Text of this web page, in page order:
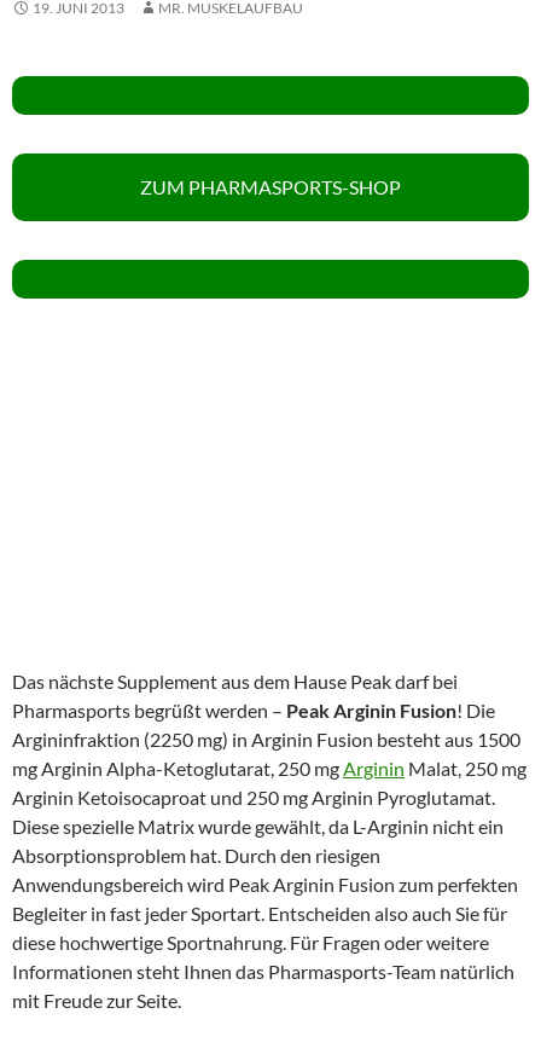
19. JUNI 2013 MR. MUSKELAUFBAU
ZUM PHARMASPORTS-SHOP
Das nächste Supplement aus dem Hause Peak darf bei
Pharmasports begrüßt werden – Peak Arginin Fusion! Die
Argininfraktion (2250 mg) in Arginin Fusion besteht aus 1500
mg Arginin Alpha-Ketoglutarat, 250 mgArginin Malat, 250 mg
Arginin Ketoisocaproat und 250 mg Arginin Pyroglutamat.
Diese spezielle Matrix wurde gewählt, da L-Arginin nicht ein
Absorptionsproblem hat. Durch den riesigen
Anwendungsbereich wird Peak Arginin Fusion zum perfekten
Begleiter in fast jeder Sportart. Entscheiden also auch Sie für
diese hochwertige Sportnahrung. Für Fragen oder weitere
Informationen steht Ihnen das Pharmasports-Team natürlich
mit Freude zur Seite.